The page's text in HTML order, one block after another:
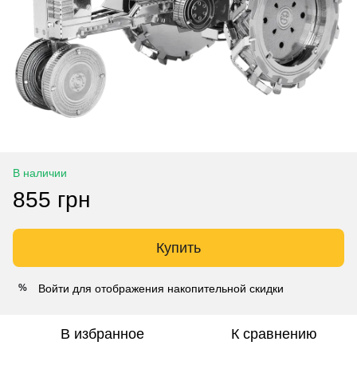
В наличии
855 грн
Купить
% Войти для отображения накопительной скидки
В избранное К сравнению